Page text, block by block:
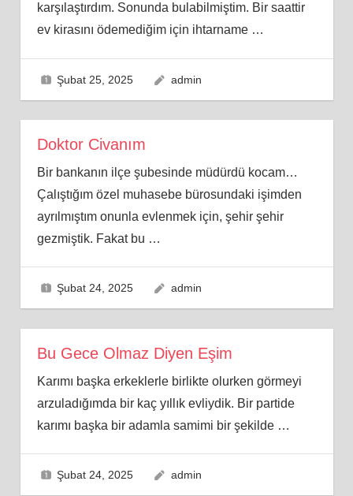
karşılaştırdım. Sonunda bulabilmiştim. Bir saattir
ev kirasını ödemediğim için ihtarname …
Şubat 25, 2025 admin
Doktor Civanım
Bir bankanın ilçe şubesinde müdürdü kocam…
Çalıştığım özel muhasebe bürosundaki işimden
ayrılmıştım onunla evlenmek için, şehir şehir
gezmiştik. Fakat bu …
Şubat 24, 2025 admin
Bu Gece Olmaz Diyen Eşim
Karımı başka erkeklerle birlikte olurken görmeyi
arzuladığımda bir kaç yıllık evliydik. Bir partide
karımı başka bir adamla samimi bir şekilde …
Şubat 24, 2025 admin